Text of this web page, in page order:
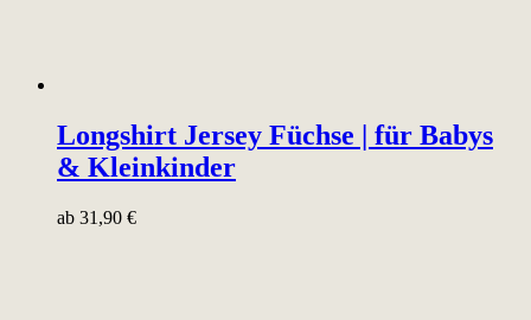
Longshirt Jersey Füchse | für Babys
& Kleinkinder
ab 31,90 €